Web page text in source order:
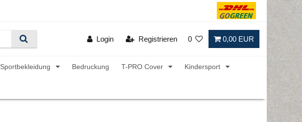
Login Registrieren 0 0,00 EUR
Sportbekleidung Bedruckung T-PRO Cover Kindersport